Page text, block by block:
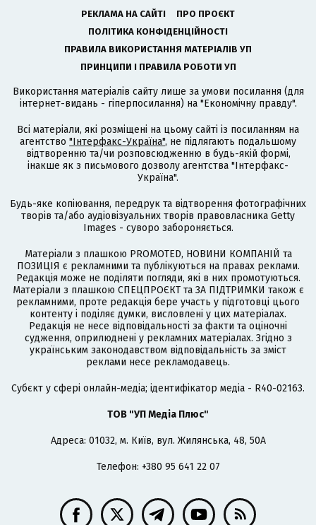
РЕКЛАМА НА САЙТІ
ПРО ПРОЄКТ
ПОЛІТИКА КОНФІДЕНЦІЙНОСТІ
ПРАВИЛА ВИКОРИСТАННЯ МАТЕРІАЛІВ УП
ПРИНЦИПИ І ПРАВИЛА РОБОТИ УП
Використання матеріалів сайту лише за умови посилання (для
інтернет-видань - гіперпосилання) на "Економічну правду".
Всі матеріали, які розміщені на цьому сайті із посиланням на
агентство "Інтерфакс-Україна", не підлягають подальшому
відтворенню та/чи розповсюдженню в будь-якій формі,
інакше як з письмового дозволу агентства "Інтерфакс-
Україна".
Будь-яке копіювання, передрук та відтворення фотографічних
творів та/або аудіовізуальних творів правовласника Getty
Images - суворо забороняється.
Матеріали з плашкою PROMOTED, НОВИНИ КОМПАНІЙ та
ПОЗИЦІЯ є рекламними та публікуються на правах реклами.
Редакція може не поділяти погляди, які в них промотуються.
Матеріали з плашкою СПЕЦПРОЄКТ та ЗА ПІДТРИМКИ також є
рекламними, проте редакція бере участь у підготовці цього
контенту і поділяє думки, висловлені у цих матеріалах.
Редакція не несе відповідальності за факти та оціночні
судження, оприлюднені у рекламних матеріалах. Згідно з
українським законодавством відповідальність за зміст
реклами несе рекламодавець.
Cубєкт у сфері онлайн-медіа; ідентифікатор медіа - R40-02163.
ТОВ "УП Медіа Плюс"
Адреса: 01032, м. Київ, вул. Жилянська, 48, 50А
Телефон: +380 95 641 22 07